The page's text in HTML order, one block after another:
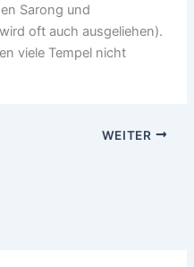
Sarong und
oft auch ausgeliehen).
viele Tempel nicht
WEITER